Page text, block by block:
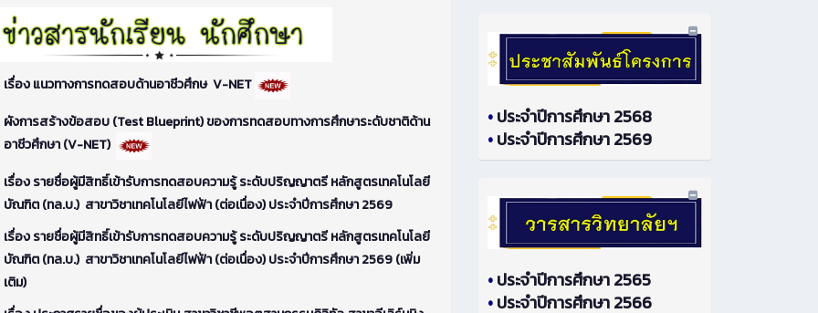
เรื่อง แนวทางการทดสอบด้านอาชีวศึกษ V-NET
ผังการสร้างข้อสอบ (Test Blueprint) ของการทดสอบทางการศึกษาระดับชาติด้าน
อาชีวศึกษา (V-NET)
เรื่อง รายชื่อผู้มีสิทธิ์เข้ารับการทดสอบความรู้ ระดับปริญญาตรี หลักสูตรเทคโนโลยี
บัณฑิต (ทล.บ.) สาขาวิชาเทคโนโลยีไฟฟ้า (ต่อเนื่อง) ประจำปีการศึกษา 2569
เรื่อง รายชื่อผู้มีสิทธิ์เข้ารับการทดสอบความรู้ ระดับปริญญาตรี หลักสูตรเทคโนโลยี
บัณฑิต (ทล.บ.) สาขาวิชาเทคโนโลยีไฟฟ้า (ต่อเนื่อง) ประจำปีการศึกษา 2569 (เพิ่ม
เติม)
•ประจำปีการศึกษา 2568
•ประจำปีการศึกษา 2569
•ประจำปีการศึกษา 2565
•ประจำปีการศึกษา 2566